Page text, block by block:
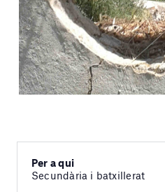
Per a qui
Secundària i batxillerat